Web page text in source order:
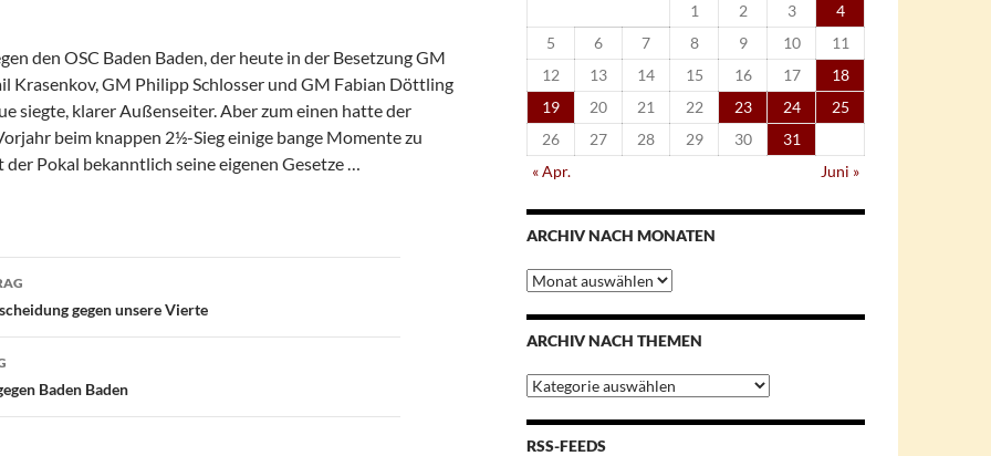
den OSC Baden Baden, der heute in der Besetzung GM
Krasenkov, GM Philipp Schlosser und GM Fabian Döttling
siegte, klarer Außenseiter. Aber zum einen hatte der
beim knappen 2½-Sieg einige bange Momente zu
Pokal bekanntlich seine eigenen Gesetze …
gegen unsere Vierte
Baden Baden
1
2 3
4
5
6 7 8 9 10
11
12
13 14 15 16 17
18
19
20 21 22 23 24
25
26
27 28 29 30
31
« Apr.
Juni »
ARCHIV NACH MONATEN
Archiv
nach
Monaten
ARCHIV NACH THEMEN
Archiv
nach
Themen
RSS-FEEDS